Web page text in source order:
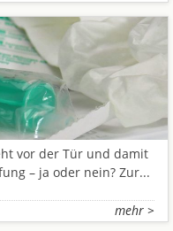
vor der Tür und damit
– ja oder nein? Zur...
mehr >